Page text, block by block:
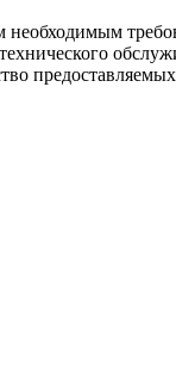
необходимым